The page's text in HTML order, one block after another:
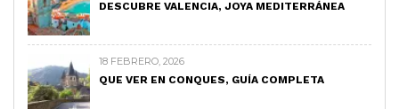
DESCUBRE VALENCIA, JOYA MEDITERRÁNEA
18 FEBRERO, 2026
QUE VER EN CONQUES, GUÍA COMPLETA